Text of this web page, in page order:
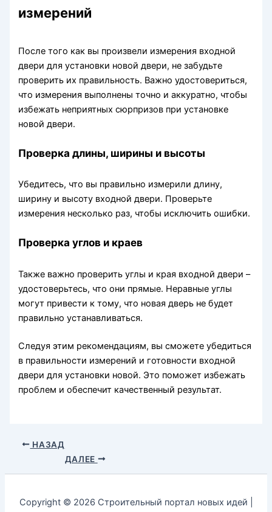
измерений
После того как вы произвели измерения входной
двери для установки новой двери, не забудьте
проверить их правильность. Важно удостовериться,
что измерения выполнены точно и аккуратно, чтобы
избежать неприятных сюрпризов при установке
новой двери.
Проверка длины, ширины и высоты
Убедитесь, что вы правильно измерили длину,
ширину и высоту входной двери. Проверьте
измерения несколько раз, чтобы исключить ошибки.
Проверка углов и краев
Также важно проверить углы и края входной двери –
удостоверьтесь, что они прямые. Неравные углы
могут привести к тому, что новая дверь не будет
правильно устанавливаться.
Следуя этим рекомендациям, вы сможете убедиться
в правильности измерений и готовности входной
двери для установки новой. Это поможет избежать
проблем и обеспечит качественный результат.
НАЗАД
ДАЛЕЕ
Copyright © 2026 Строительный портал новых идей |